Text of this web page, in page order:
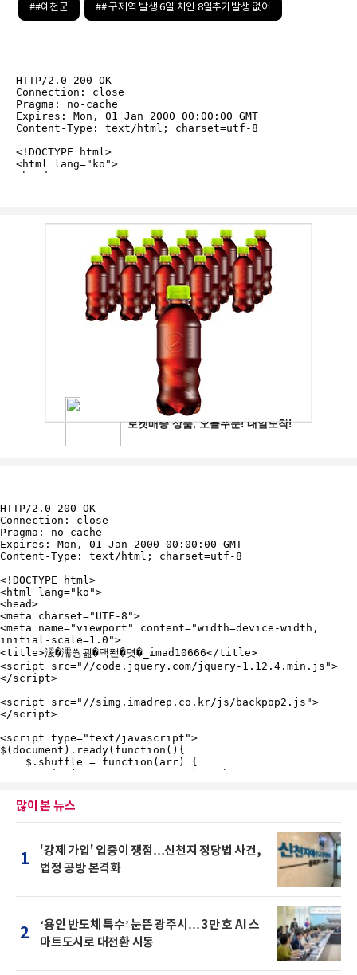
##예천군 ## 구제역 발생 6일 차인 8일추가발생 없어
많이 본 뉴스
1
'강제 가입' 입증이 쟁점…신천지 정당법 사건,
법정 공방 본격화
2
‘용인 반도체 특수’ 눈뜬 광주시… 3만 호 AI 스
마트도시로 대전환 시동